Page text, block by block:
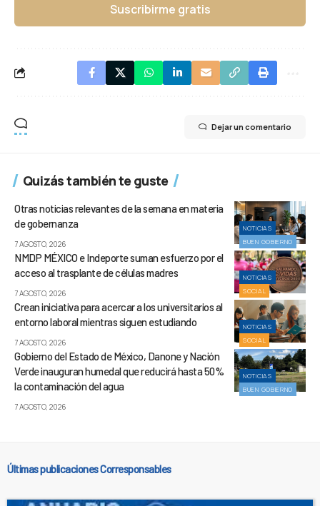
Suscribirme gratis
Dejar un comentario
Quizás también te guste
NOTICIAS
BUEN GOBIERNO
Otras noticias relevantes de la semana en materia
de gobernanza
7 AGOSTO, 2026
NOTICIAS
SOCIAL
NMDP MÉXICO e Indeporte suman esfuerzo por el
acceso al trasplante de células madres
7 AGOSTO, 2026
NOTICIAS
SOCIAL
Crean iniciativa para acercar a los universitarios al
entorno laboral mientras siguen estudiando
7 AGOSTO, 2026
NOTICIAS
BUEN GOBIERNO
Gobierno del Estado de México, Danone y Nación
Verde inauguran humedal que reducirá hasta 50%
la contaminación del agua
7 AGOSTO, 2026
Últimas publicaciones Corresponsables